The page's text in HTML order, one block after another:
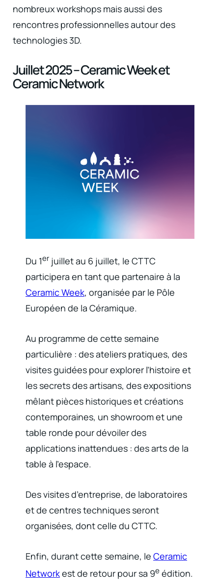
nombreux workshops mais aussi des
rencontres professionnelles autour des
technologies 3D.
Juillet 2025 – Ceramic Week et
Ceramic Network
Du 1er juillet au 6 juillet, le CTTC
participera en tant que partenaire à la
Ceramic Week, organisée par le Pôle
Européen de la Céramique.
Au programme de cette semaine
particulière : des ateliers pratiques, des
visites guidées pour explorer l’histoire et
les secrets des artisans, des expositions
mêlant pièces historiques et créations
contemporaines, un showroom et une
table ronde pour dévoiler des
applications inattendues : des arts de la
table à l’espace.
Des visites d’entreprise, de laboratoires
et de centres techniques seront
organisées, dont celle du CTTC.
Enfin, durant cette semaine, le Ceramic
Networkest de retour pour sa 9eédition.